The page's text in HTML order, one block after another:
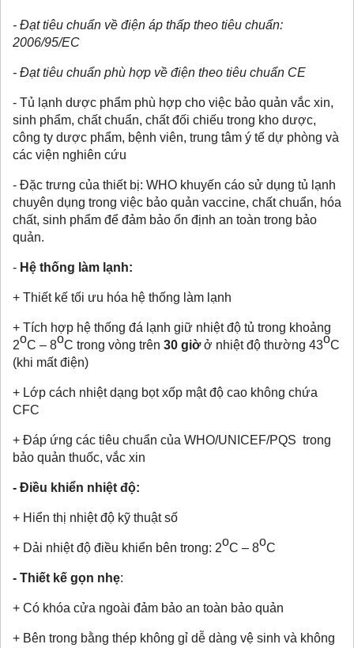
- Đạt tiêu chuẩn về điện áp thấp theo tiêu chuẩn:
2006/95/EC
- Đạt tiêu chuẩn phù hợp về điện theo tiêu chuẩn CE
- Tủ lạnh dược phẩm phù hợp cho việc bảo quản vắc xin,
sinh phẩm, chất chuẩn, chất đối chiếu trong kho dược,
công ty dược phẩm, bệnh viên, trung tâm ý tế dự phòng và
các viện nghiên cứu
- Đặc trưng của thiết bị: WHO khuyến cáo sử dụng tủ lạnh
chuyên dụng trong việc bảo quản vaccine, chất chuẩn, hóa
chất, sinh phẩm để đảm bảo ổn định an toàn trong bảo
quản.
- Hệ thống làm lạnh:
+ Thiết kế tối ưu hóa hệ thống làm lạnh
+ Tích hợp hệ thống đá lạnh giữ nhiệt độ tủ trong khoảng
2oC – 8oC trong vòng trên 30 giờở nhiệt độ thường 43oC
(khi mất điện)
+ Lớp cách nhiệt dạng bọt xốp mật độ cao không chứa
CFC
+ Đáp ứng các tiêu chuẩn của WHO/UNICEF/PQS trong
bảo quản thuốc, vắc xin
- Điều khiển nhiệt độ:
+ Hiển thị nhiệt độ kỹ thuật số
+ Dải nhiệt độ điều khiển bên trong: 2oC – 8oC
- Thiết kế gọn nhẹ:
+ Có khóa cửa ngoài đảm bảo an toàn bảo quản
+ Bên trong bằng thép không gỉ dễ dàng vệ sinh và không